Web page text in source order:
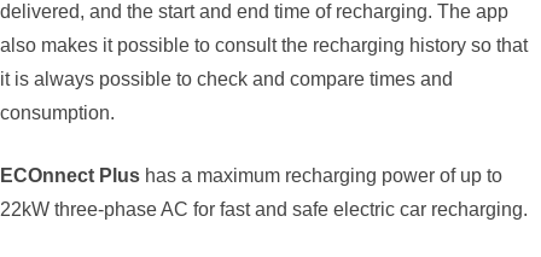
delivered, and the start and end time of recharging. The app
also makes it possible to consult the recharging history so that
it is always possible to check and compare times and
consumption.
ECOnnect Plus has a maximum recharging power of up to
22kW three-phase AC for fast and safe electric car recharging.